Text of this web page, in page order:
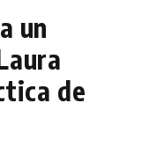
un
de